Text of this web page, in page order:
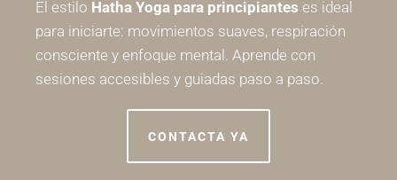
El estilo Hatha Yoga para principiantes es ideal
para iniciarte: movimientos suaves, respiración
consciente y enfoque mental. Aprende con
sesiones accesibles y guiadas paso a paso.
CONTACTA YA